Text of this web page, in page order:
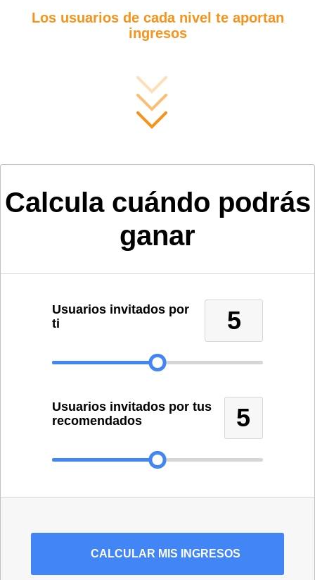
Los usuarios de cada nivel te aportan
ingresos
Calcula cuándo podrás
ganar
Usuarios invitados por
ti
5
Usuarios invitados por tus
recomendados
5
CALCULAR MIS INGRESOS